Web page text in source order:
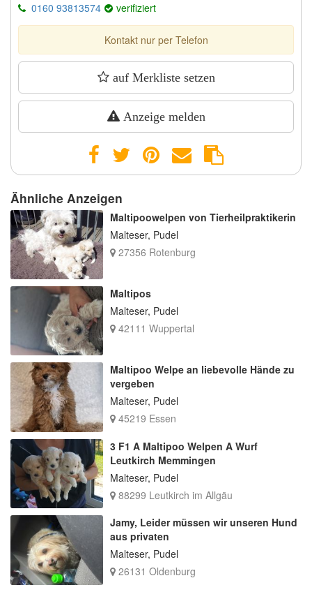
0160 93813574 verifiziert
Kontakt nur per Telefon
auf Merkliste setzen
Anzeige melden
Ähnliche Anzeigen
Maltipoowelpen von Tierheilpraktikerin
Malteser, Pudel
27356 Rotenburg
Maltipos
Malteser, Pudel
42111 Wuppertal
Maltipoo Welpe an liebevolle Hände zu
vergeben
Malteser, Pudel
45219 Essen
3 F1 A Maltipoo Welpen A Wurf
Leutkirch Memmingen
Malteser, Pudel
88299 Leutkirch im Allgäu
Jamy, Leider müssen wir unseren Hund
aus privaten
Malteser, Pudel
26131 Oldenburg